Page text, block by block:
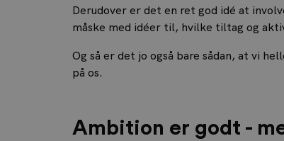
Derudover er det en ret god idé at
måske med idéer til, hvilke tiltag og
Og så er det jo også bare sådan, at vi
på os.
Ambition er godt -